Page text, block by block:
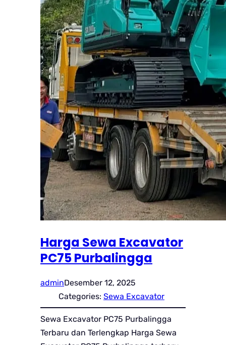
Harga Sewa Excavator
PC75 Purbalingga
adminDesember 12, 2025
Categories: Sewa Excavator
Sewa Excavator PC75 Purbalingga
Terbaru dan Terlengkap Harga Sewa